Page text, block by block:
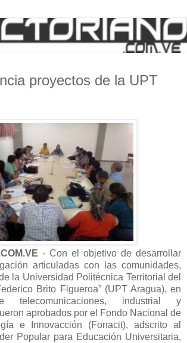
proyectos de la UPT
- Con el objetivo de desarrollar
articuladas con las comunidades,
la Universidad Politécnica Territorial del
Brito Figueroa” (UPT Aragua), en
industrial y
aprobados por el Fondo Nacional de
e Innovacción (Fonacit), adscrito al
Popular para Educación Universitaria,